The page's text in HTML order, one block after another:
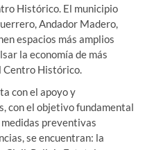
Histórico. El municipio
Andador Madero,
espacios más amplios
la economía de más
Centro Histórico.
con el apoyo y
con el objetivo fundamental
preventivas
se encuentran: la